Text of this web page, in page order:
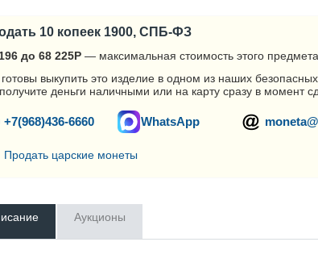
10 копеек 1900, СПБ-ФЗ
до 68 225Р — максимальная стоимость этого
выкупить это изделие в одном из наших
деньги наличными или на карту сразу в момент
+7(968)436-6660 WhatsApp
Продать царские монеты
Аукционы